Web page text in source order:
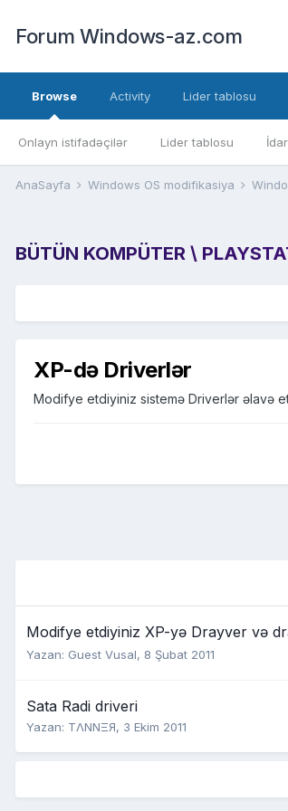
Forum Windows-az.com
Browse
Onlayn istifadəçilər Lider tablosu
Activity Lider tablosu
AnaSayfa Windows OS modifikasiya
BÜTÜN KOMPÜTER \
XP-də Driverlər
Modifye etdiyiniz sistemə Driverlər əlavə
Modifye etdiyiniz XP-yə Drayver və
Yazan: Guest Vusal, 8 Şubat 2011
Sata Radi driveri
Yazan: TΛNNΞЯ, 3 Ekim 2011